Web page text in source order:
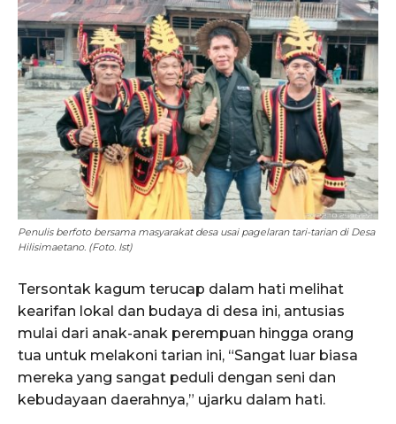
Penulis berfoto bersama masyarakat desa usai pagelaran tari-tarian di Desa
Hilisimaetano. (Foto. Ist)
Tersontak kagum terucap dalam hati melihat
kearifan lokal dan budaya di desa ini, antusias
mulai dari anak-anak perempuan hingga orang
tua untuk melakoni tarian ini, “Sangat luar biasa
mereka yang sangat peduli dengan seni dan
kebudayaan daerahnya,” ujarku dalam hati.